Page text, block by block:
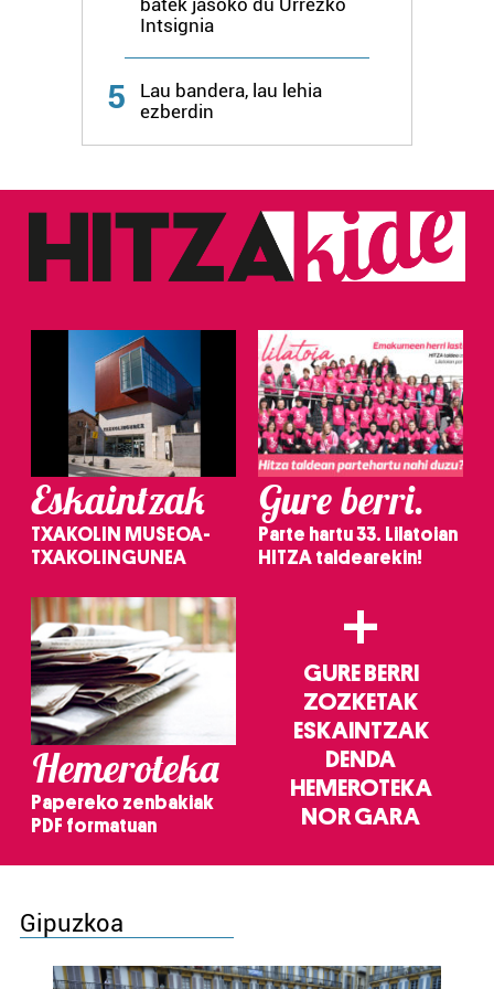
Webgune honek cookie propioak eta hirugarrenen cookie-
fitxategiak erabiltzen ditu. Zure esperientzia eta
zerbitzuak hobetzeko asmoz, cookie teknologiaz
baliatzen gara. Ohar hau onartuz gero, teknologia hori
batek jasoko du Urrezko
Intsignia
5
Lau bandera, lau lehia
ezberdin
Eskaintzak
TXAKOLIN MUSEOA-
TXAKOLINGUNEA
Gure berri.
Parte hartu 33. Lilatoian
HITZA taldearekin!
Hemeroteka
Papereko zenbakiak
PDF formatuan
+
GURE BERRI
ZOZKETAK
ESKAINTZAK
DENDA
HEMEROTEKA
NOR GARA
Gipuzkoa